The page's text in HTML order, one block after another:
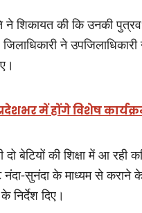
शिकायत की कि उनकी
ने
में होंगे विशेष
बेटियों की शिक्षा में आ रही
नंदा-सुनंदा के माध्यम से कराने
निर्देश दिए।